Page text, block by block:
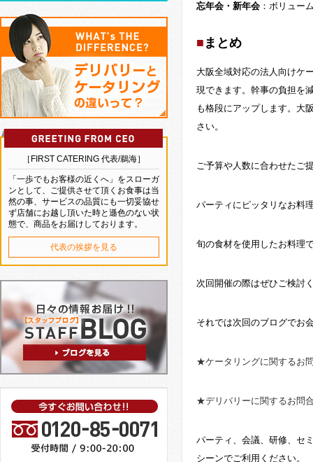
忘年会・新年会 ：ボリュー
まとめ
大阪全域対応の法人向けケ
現できます。幹事の負担を
も格段にアップします。大
さい。
ご予算や人数に合わせたご
パーティにピッタリなお料
旬の食材を使用したお料理
次回開催の際はぜひご検討
それでは次回のブログでお
★ケータリングに関するお
★デリバリーに関するお問
パーティ、会議、研修、セ
シーンでご利用ください。
［FIRST CATERING 代表/鵜海］
「一歩でもお客様の近くへ」をスローガ
ンとして、ご提供させて頂くお食事は当
然の事、サービスの品質にも一切妥協せ
ず店舗にお越し頂いた時と遜色のない状
態で、商品をお届けしております。
代表の挨拶を見る